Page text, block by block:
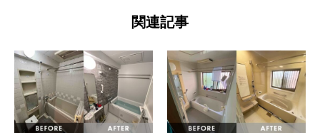
関連記事